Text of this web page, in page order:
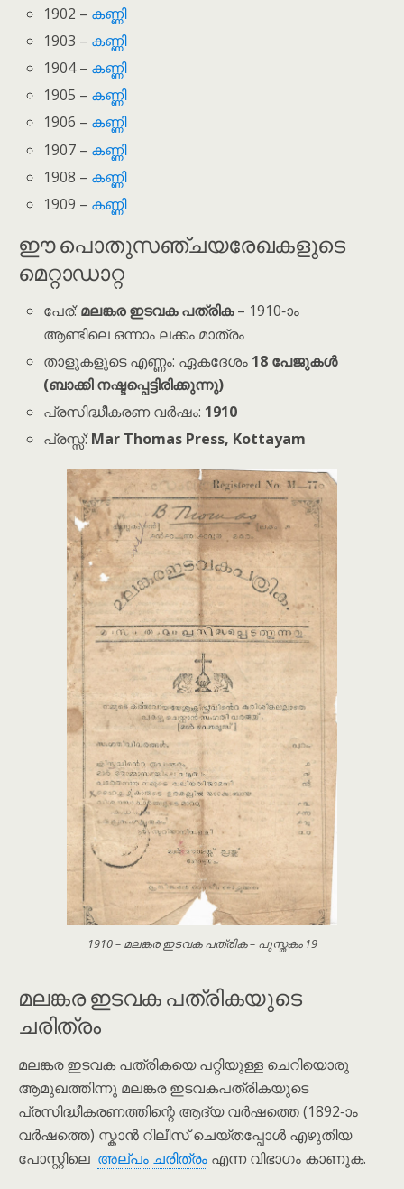
1902 – കണ്ണി
1903 – കണ്ണി
1904 – കണ്ണി
1905 – കണ്ണി
1906 – കണ്ണി
1907 – കണ്ണി
1908 – കണ്ണി
1909 – കണ്ണി
ഈ പൊതുസഞ്ചയരേഖകളുടെ
മെറ്റാഡാറ്റ
പേര്:മലങ്കര ഇടവക പത്രിക– 1910-ാം
ആണ്ടിലെ ഒന്നാം ലക്കം മാത്രം
താളുകളുടെ എണ്ണം: ഏകദേശം 18 പേജുകൾ
(ബാക്കി നഷ്ടപ്പെട്ടിരിക്കുന്നു)
പ്രസിദ്ധീകരണ വർഷം: 1910
പ്രസ്സ്:Mar Thomas Press, Kottayam
1910 – മലങ്കര ഇടവക പത്രിക – പുസ്തകം 19
മലങ്കര ഇടവക പത്രികയുടെ
ചരിത്രം
മലങ്കര ഇടവക പത്രികയെ പറ്റിയുള്ള ചെറിയൊരു
ആമുഖത്തിന്നു മലങ്കര ഇടവകപത്രികയുടെ
പ്രസിദ്ധീകരണത്തിന്റെ ആദ്യ വർഷത്തെ (1892-ാം
വർഷത്തെ) സ്കാൻ റിലീസ് ചെയ്തപ്പോൾ എഴുതിയ
പോസ്റ്റിലെ അല്പം ചരിത്രം എന്ന വിഭാഗം കാണുക.